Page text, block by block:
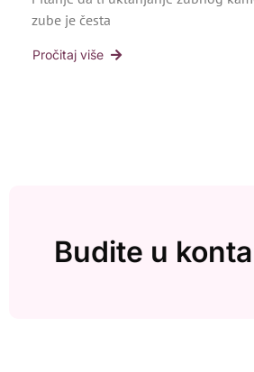
zube je česta
Pročitaj više
Budite u